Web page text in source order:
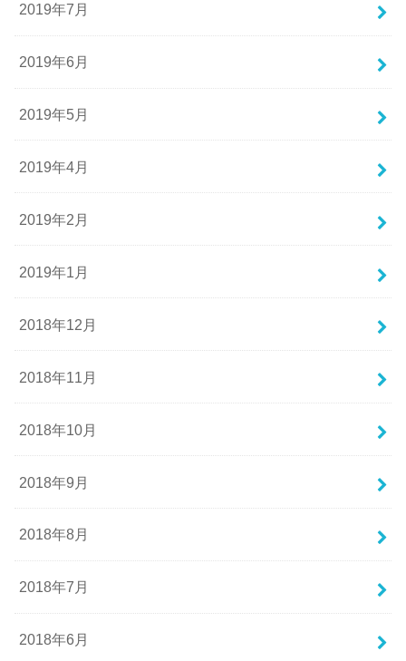
2019年7月
2019年6月
2019年5月
2019年4月
2019年2月
2019年1月
2018年12月
2018年11月
2018年10月
2018年9月
2018年8月
2018年7月
2018年6月